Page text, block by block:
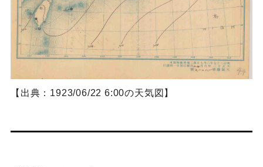
【出典：1923/06/22 6:00の天気図】